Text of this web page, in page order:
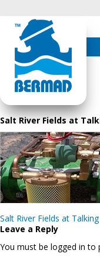
Skip
content
Salt River Fields at
Post
navigation
Salt River Fields at
Leave a Reply
You must be logged in to